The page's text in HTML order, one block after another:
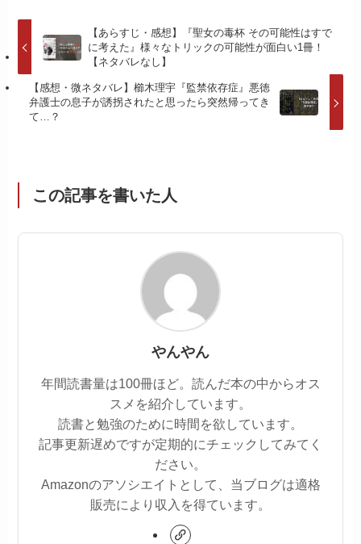
【あらすじ・感想】『聖女の毒杯 その可能性はすで
に考えた』様々なトリックの可能性が面白い1冊！
【ネタバレなし】
【感想・微ネタバレ】櫛木理宇『監禁依存症』悪徳
弁護士の息子が誘拐されたと思ったら突然帰ってき
て…？
この記事を書いた人
やんやん
年間読書量は100冊ほど。読んだ本の中からオス
スメを紹介しています。
読書と勉強のために時間を欲しています。
記事更新遅めですが定期的にチェックしてみてく
ださい。
Amazonのアソシエイトとして、当ブログは適格
販売により収入を得ています。